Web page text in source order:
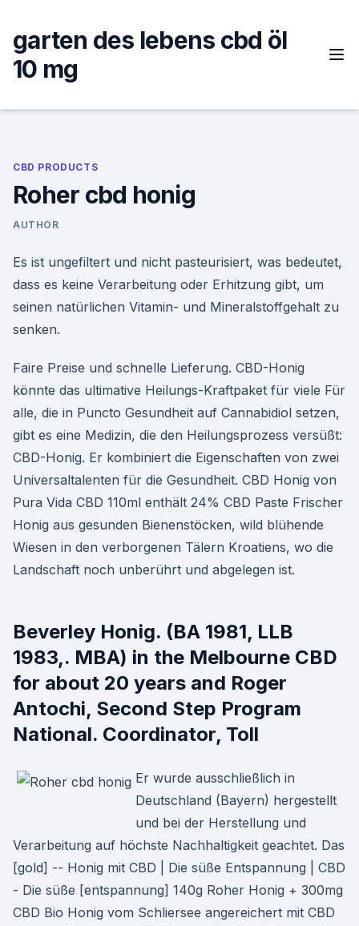
content
garten des lebens cbd öl
10 mg
CBD PRODUCTS
Roher cbd honig
AUTHOR
Es ist ungefiltert und nicht pasteurisiert, was bedeutet,
dass es keine Verarbeitung oder Erhitzung gibt, um
seinen natürlichen Vitamin- und Mineralstoffgehalt zu
senken.
Faire Preise und schnelle Lieferung. CBD-Honig
könnte das ultimative Heilungs-Kraftpaket für viele Für
alle, die in Puncto Gesundheit auf Cannabidiol setzen,
gibt es eine Medizin, die den Heilungsprozess versüßt:
CBD-Honig. Er kombiniert die Eigenschaften von zwei
Universaltalenten für die Gesundheit. CBD Honig von
Pura Vida CBD 110ml enthält 24% CBD Paste Frischer
Honig aus gesunden Bienenstöcken, wild blühende
Wiesen in den verborgenen Tälern Kroatiens, wo die
Landschaft noch unberührt und abgelegen ist.
Beverley Honig. (BA 1981, LLB
1983,. MBA) in the Melbourne CBD
for about 20 years and Roger
Antochi, Second Step Program
National. Coordinator, Toll
Er wurde ausschließlich in
Deutschland (Bayern) hergestellt
und bei der Herstellung und
Verarbeitung auf höchste Nachhaltigkeit geachtet. Das
[gold] -- Honig mit CBD | Die süße Entspannung | CBD
- Die süße [entspannung] 140g Roher Honig + 300mg
CBD Bio Honig vom Schliersee angereichert mit CBD